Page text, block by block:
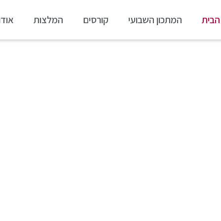
המתכון השבועי קורסים המלצות